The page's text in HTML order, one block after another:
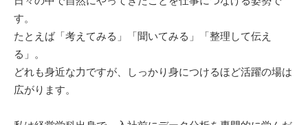
す。
たとえば「考えてみる」「聞いてみる」「整理して伝え
る」。
どれも身近な力ですが、しっかり身につけるほど活躍の場は
広がります。